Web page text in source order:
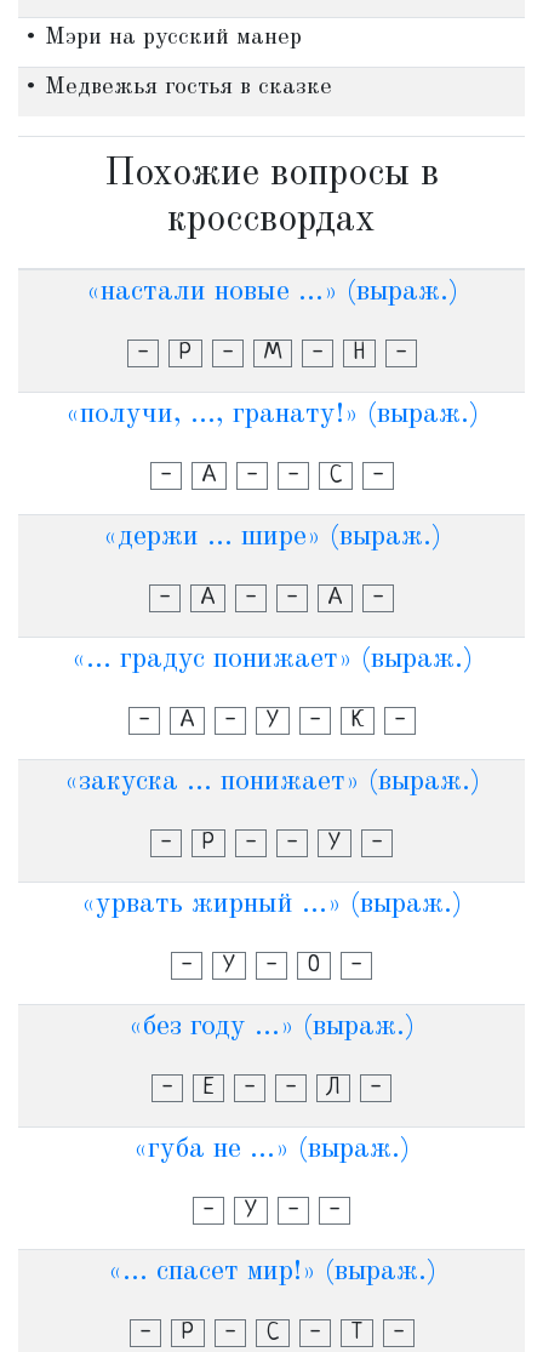
• Мэри на русский манер
• Медвежья гостья в сказке
Похожие вопросы в
кроссвордах
«настали новые ...» (выраж.)
- Р - М - Н -
«получи, ..., гранату!» (выраж.)
- А - - С -
«держи ... шире» (выраж.)
- А - - А -
«... градус понижает» (выраж.)
- А - У - К -
«закуска ... понижает» (выраж.)
- Р - - У -
«урвать жирный ...» (выраж.)
- У - О -
«без году ...» (выраж.)
- Е - - Л -
«губа не ...» (выраж.)
- У - -
«... спасет мир!» (выраж.)
- Р - С - Т -